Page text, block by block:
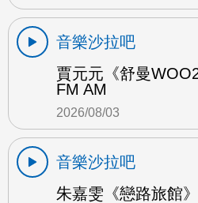
音樂沙拉吧
賈元元《舒曼
FM AM
2026/08/03
音樂沙拉吧
朱嘉雯《戀路旅館